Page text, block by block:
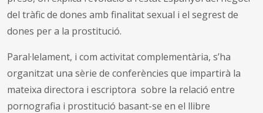
del tràfic de dones amb finalitat sexual i el segrest de
dones per a la prostitució.
Paral·lelament, i com activitat complementària, s’ha
organitzat una sèrie de conferències que impartirà la
mateixa directora i escriptora sobre la relació entre
pornografia i prostitució basant-se en el llibre